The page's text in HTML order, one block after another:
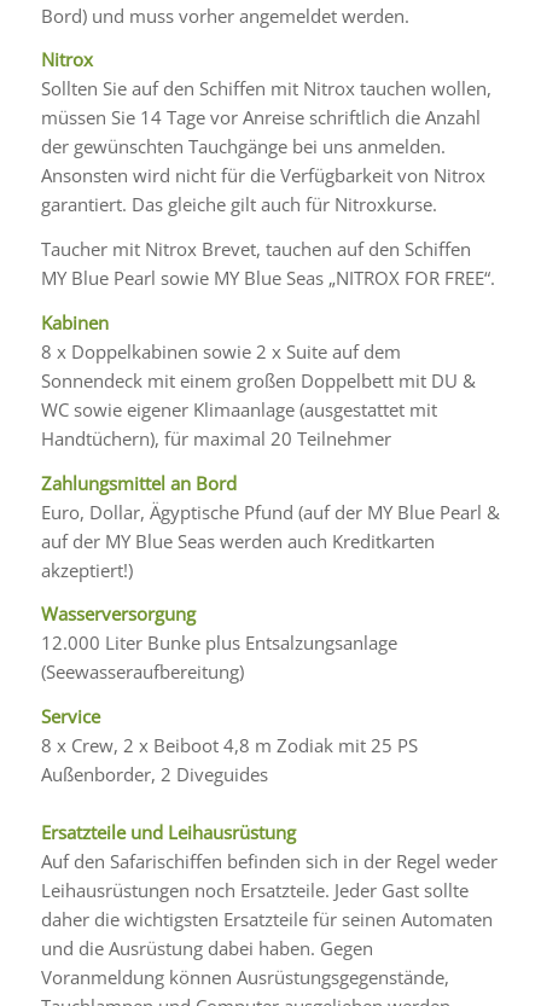
Bord) und muss vorher angemeldet werden.
Nitrox
Sollten Sie auf den Schiffen mit Nitrox tauchen wollen,
müssen Sie 14 Tage vor Anreise schriftlich die Anzahl
der gewünschten Tauchgänge bei uns anmelden.
Ansonsten wird nicht für die Verfügbarkeit von Nitrox
garantiert. Das gleiche gilt auch für Nitroxkurse.
Taucher mit Nitrox Brevet, tauchen auf den Schiffen
MY Blue Pearl sowie MY Blue Seas „NITROX FOR FREE“.
Kabinen
8 x Doppelkabinen sowie 2 x Suite auf dem
Sonnendeck mit einem großen Doppelbett mit DU &
WC sowie eigener Klimaanlage (ausgestattet mit
Handtüchern), für maximal 20 Teilnehmer
Zahlungsmittel an Bord
Euro, Dollar, Ägyptische Pfund (auf der MY Blue Pearl &
auf der MY Blue Seas werden auch Kreditkarten
akzeptiert!)
Wasserversorgung
12.000 Liter Bunke plus Entsalzungsanlage
(Seewasseraufbereitung)
Service
8 x Crew, 2 x Beiboot 4,8 m Zodiak mit 25 PS
Außenborder, 2 Diveguides
Ersatzteile und Leihausrüstung
Auf den Safarischiffen befinden sich in der Regel weder
Leihausrüstungen noch Ersatzteile. Jeder Gast sollte
daher die wichtigsten Ersatzteile für seinen Automaten
und die Ausrüstung dabei haben. Gegen
Voranmeldung können Ausrüstungsgegenstände,